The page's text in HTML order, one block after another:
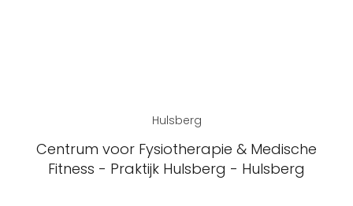
Hulsberg
Centrum voor Fysiotherapie & Medische
Fitness - Praktijk Hulsberg - Hulsberg